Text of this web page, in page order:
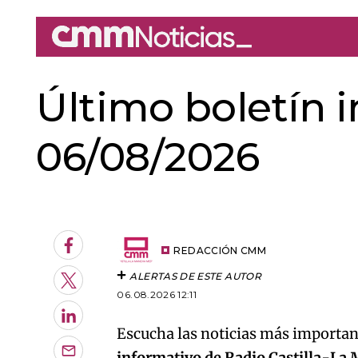
Último boletín
06/08/2026
Facebook
Twitter
LinkedIn
REDACCIÓN CMM
ALERTAS DE ESTE AUTOR
06.08.2026 12:11
Escucha las noticias más